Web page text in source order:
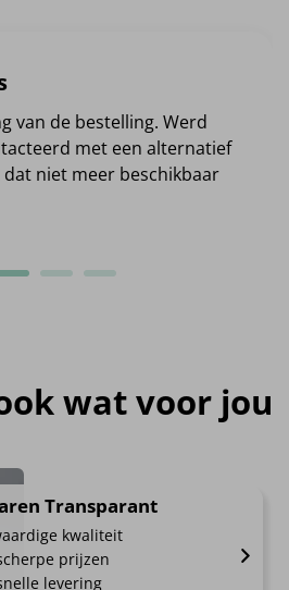
van de bestelling. Werd
met een alternatief
niet meer beschikbaar
wat voor jou
Transparant
kwaliteit
prijzen
levering